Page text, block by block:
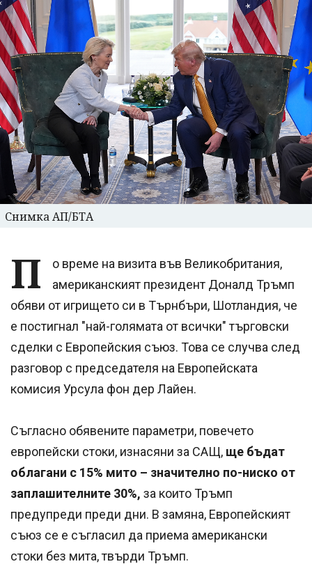
Снимка АП/БТА
П
о време на визита във Великобритания,
американският президент Доналд Тръмп
обяви от игрището си в Търнбъри, Шотландия, че
е постигнал "най-голямата от всички" търговски
сделки с Европейския съюз. Това се случва след
разговор с председателя на Европейската
комисия Урсула фон дер Лайен.
Съгласно обявените параметри, повечето
европейски стоки, изнасяни за САЩ, ще бъдат
облагани с 15% мито – значително по-ниско от
заплашителните 30%, за които Тръмп
предупреди преди дни. В замяна, Европейският
съюз се е съгласил да приема американски
стоки без мита, твърди Тръмп.